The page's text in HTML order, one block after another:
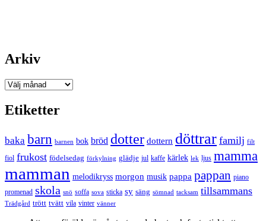
Arkiv
Arkiv
Etiketter
baka barn barnen bok bröd dotter dottern döttrar familj filt
fiol frukost födelsedag förkylning glädje jul kaffe kärlek lek ljus mamma
mamman melodikryss morgon musik pappa pappan piano
promenad skola snö soffa sova sticka sy säng sömnad tacksam tillsammans
Trädgård trött tvätt vila vinter vänner